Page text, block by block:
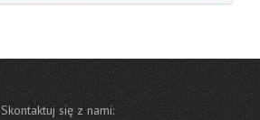
Skontaktuj się z nami: